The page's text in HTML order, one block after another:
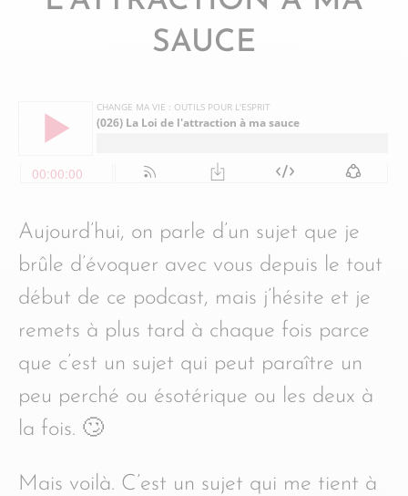
SAUCE
Aujourd’hui, on parle d’un sujet que je
brûle d’évoquer avec vous depuis le tout
début de ce podcast, mais j’hésite et je
remets à plus tard à chaque fois parce
que c’est un sujet qui peut paraître un
peu perché ou ésotérique ou les deux à
la fois. 🙄
Mais voilà. C’est un sujet qui me tient à